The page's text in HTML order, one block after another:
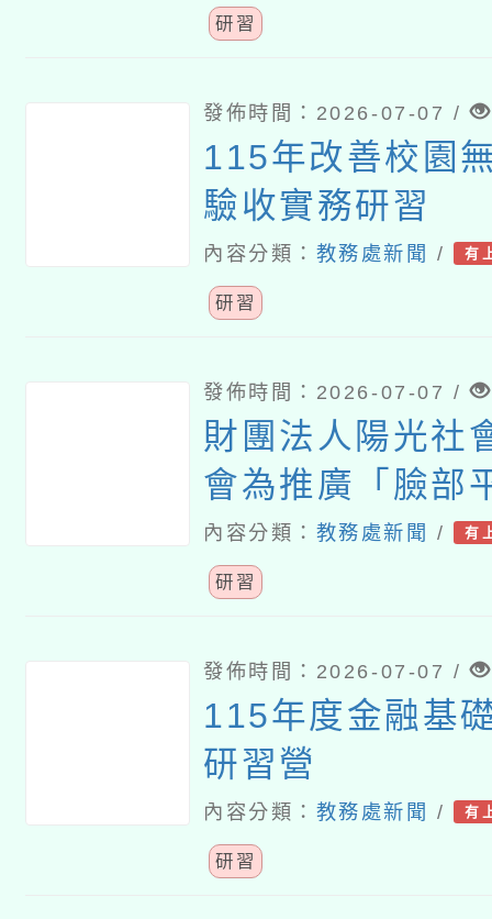
研習
發佈時間：2026-07-07 /
115年改善校園
驗收實務研習
內容分類： 教務處新聞 / 有
研習
發佈時間：2026-07-07 /
財團法人陽光社
會為推廣「臉部
育，推出《美感
外貌評價的真相
內容分類： 教務處新聞 / 有
研習
發佈時間：2026-07-07 /
115年度金融基
研習營
內容分類： 教務處新聞 / 有
研習